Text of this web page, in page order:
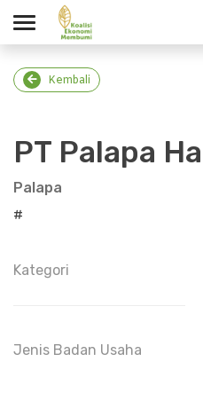
Kembali
PT Palapa
Palapa
#
Kategori
Jenis Badan Usaha